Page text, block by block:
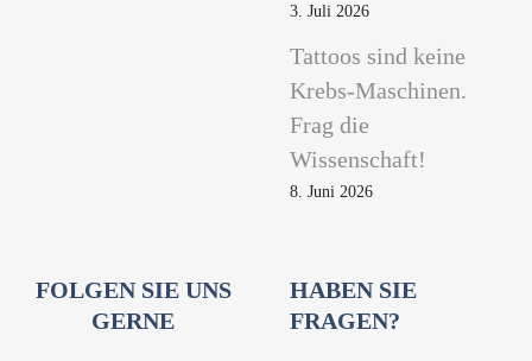
3. Juli 2026
Tattoos sind keine
Krebs-Maschinen.
Frag die
Wissenschaft!
8. Juni 2026
FOLGEN SIE UNS
GERNE
HABEN SIE
FRAGEN?